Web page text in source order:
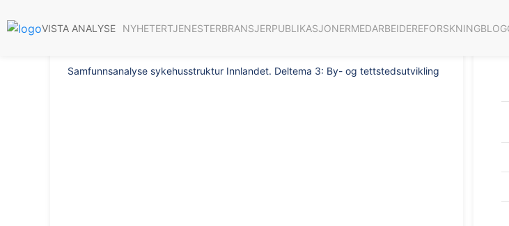
VISTA ANALYSE NYHETERTJENESTERBRANSJERPUBLIKASJONERMEDARBEIDEREFORSKNING
Samfunnsanalyse sykehusstruktur Innlandet. Deltema 3: By- og tettstedsutvikling